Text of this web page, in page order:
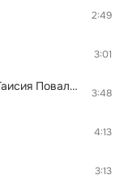
2:49
3:01
Не жалей (Владимир Девятов и Таисия Повалий) 3:48
4:13
3:13